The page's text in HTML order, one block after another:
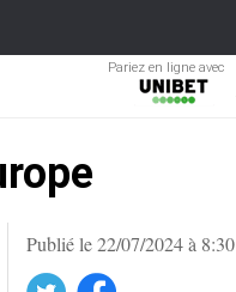
Pariez en ligne avec
Publié le 22/07/2024 à 8:30
Facebook